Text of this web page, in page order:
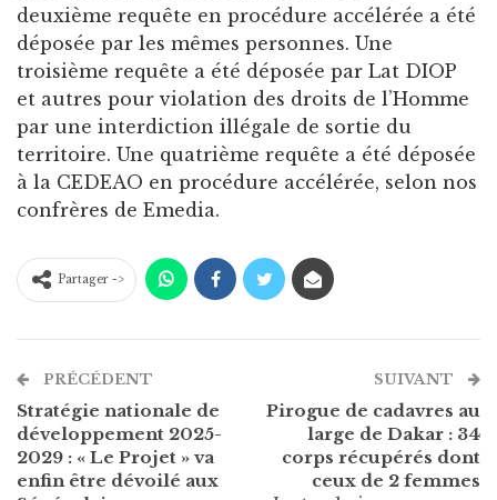
deuxième requête en procédure accélérée a été
déposée par les mêmes personnes. Une
troisième requête a été déposée par Lat DIOP
et autres pour violation des droits de l’Homme
par une interdiction illégale de sortie du
territoire. Une quatrième requête a été déposée
à la CEDEAO en procédure accélérée, selon nos
confrères de Emedia.
Partager ->
PRÉCÉDENT
Stratégie nationale de
développement 2025-
2029 : « Le Projet » va
enfin être dévoilé aux
SUIVANT
Pirogue de cadavres au
large de Dakar : 34
corps récupérés dont
ceux de 2 femmes